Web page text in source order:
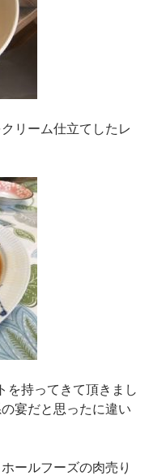
リーム仕立てしたレ
を持ってきて頂きまし
宴だと思ったに違い
ールフーズの肉売り